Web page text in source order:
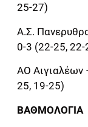
25-27)
Α.Σ.
0-3 (22-25,
ΑΟ Αιγιαλέων
25, 19-25)
ΒΑΘΜΟΛΟΓΙΑ